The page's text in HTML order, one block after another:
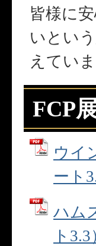
皆様に
いとい
えていま
FCP
ウイ
ート
ハム
ト